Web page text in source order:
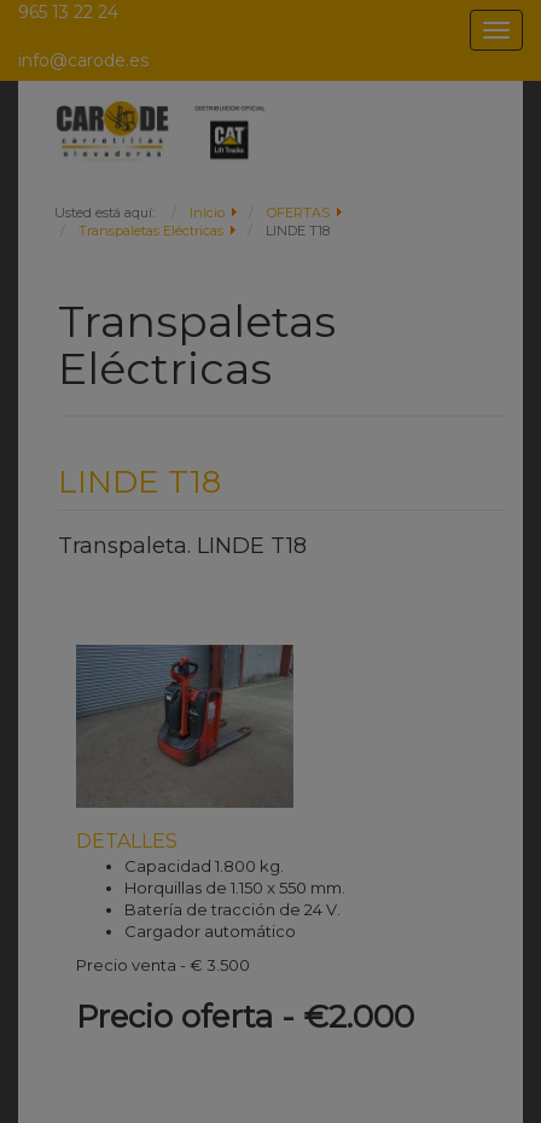
965 13 22 24
info@carode.es
Usted está aquí: Inicio
OFERTAS
Transpaletas Eléctricas
LINDE T18
Transpaletas
Eléctricas
LINDE T18
Transpaleta. LINDE T18
DETALLES
Capacidad 1.800 kg.
Horquillas de 1.150 x 550 mm.
Batería de tracción de 24 V.
Cargador automático
Precio venta - € 3.500
Precio oferta - €2.000